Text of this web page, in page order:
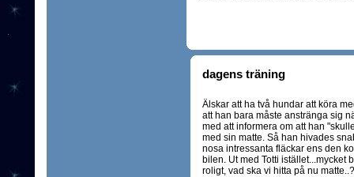
dagens träning
Älskar att ha två hundar att köra
att han bara måste anstränga sig
med att informera om att han
med sin matte. Så han hivades
nosa intressanta fläckar ens den
bilen. Ut med Totti istället...mycket
roligt, vad ska vi hitta på nu